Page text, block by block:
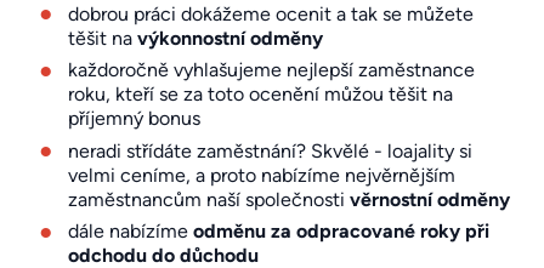
dobrou práci dokážeme ocenit a tak se můžete
těšit na výkonnostní odměny
každoročně vyhlašujeme nejlepší zaměstnance
roku, kteří se za toto ocenění můžou těšit na
příjemný bonus
neradi střídáte zaměstnání? Skvělé - loajality si
velmi ceníme, a proto nabízíme nejvěrnějším
zaměstnancům naší společnosti věrnostní odměny
dále nabízíme odměnu za odpracované roky při
odchodu do důchodu